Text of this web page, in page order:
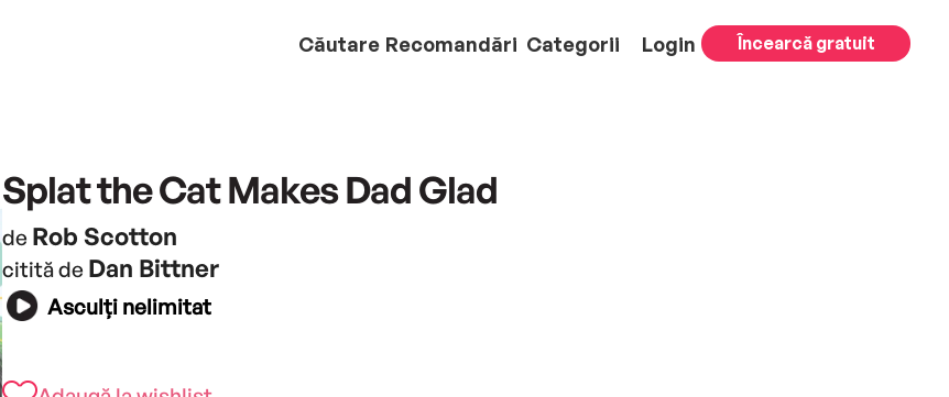
Căutare Recomandări Categorii Login Încearcă gratuit
Splat the Cat Makes Dad Glad
de Rob Scotton
citită de Dan Bittner
Asculți nelimitat